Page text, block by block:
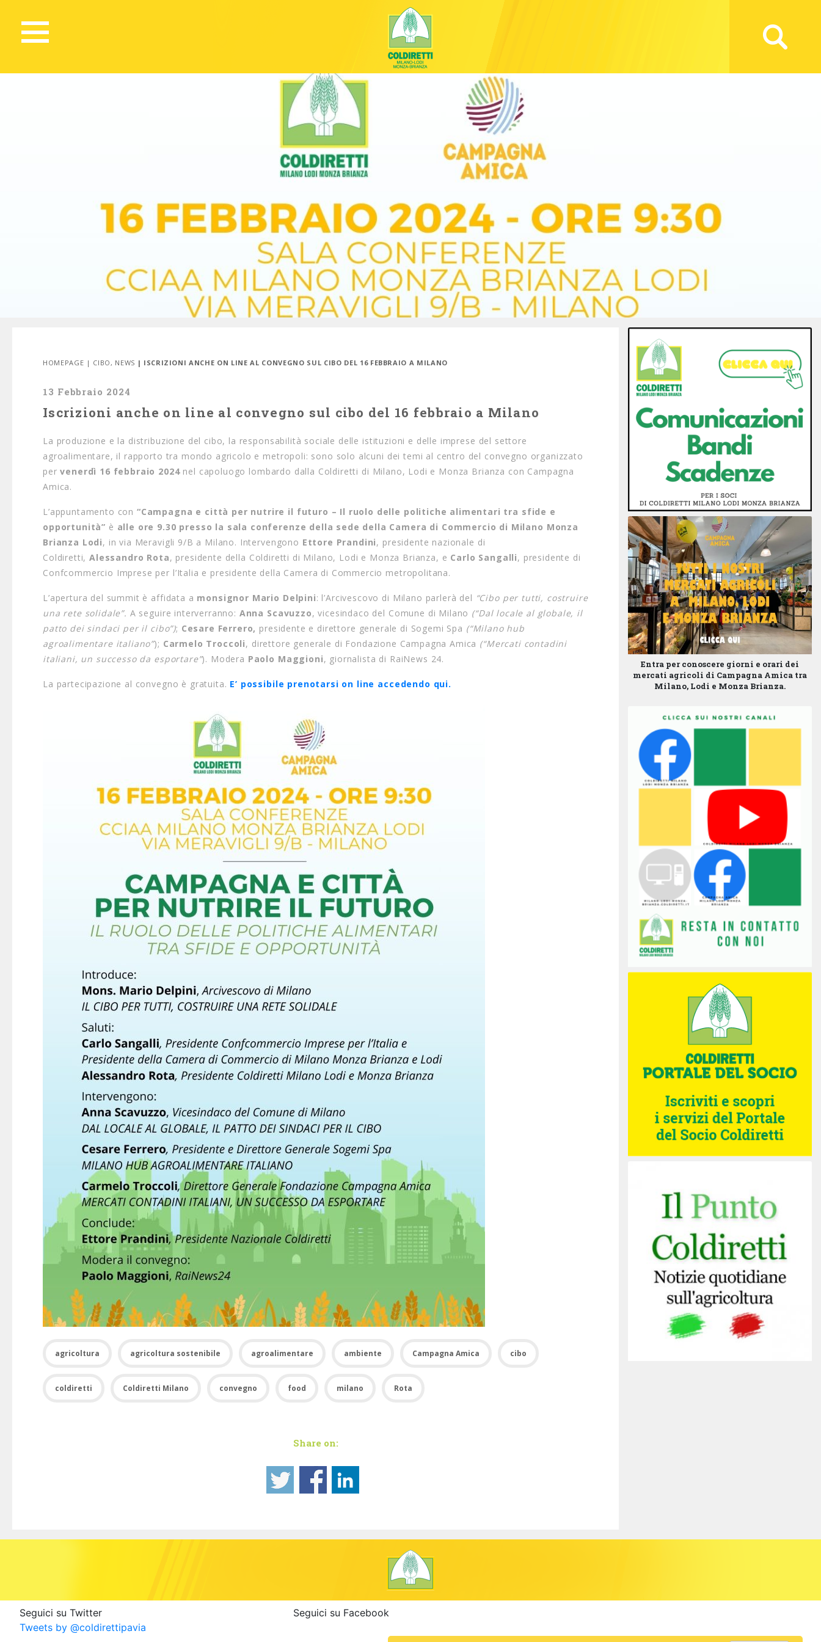
HOMEPAGE | CIBO, NEWS | ISCRIZIONI ANCHE ON LINE AL CONVEGNO SUL CIBO DEL 16 FEBBRAIO A MILANO
13 Febbraio 2024
Iscrizioni anche on line al convegno sul cibo del 16 febbraio a Milano
La produzione e la distribuzione del cibo, la responsabilità sociale delle istituzioni e delle imprese del settore
agroalimentare, il rapporto tra mondo agricolo e metropoli: sono solo alcuni dei temi al centro del convegno organizzato
pervenerdì 16 febbraio 2024nel capoluogo lombardo dalla Coldiretti di Milano, Lodi e Monza Brianza con Campagna
Amica.
L’appuntamento con “Campagna e città per nutrire il futuro – Il ruolo delle politiche alimentari tra sfide e
opportunità” è alle ore 9.30 presso la sala conferenze della sede della Camera di Commercio di Milano Monza
Brianza Lodi, in via Meravigli 9/B a Milano. Intervengono Ettore Prandini, presidente nazionale di
Coldiretti,Alessandro Rota, presidente della Coldiretti di Milano, Lodi e Monza Brianza, e Carlo Sangalli, presidente di
Confcommercio Imprese per l’Italia e presidente della Camera di Commercio metropolitana.
L’apertura del summit è affidata a monsignor Mario Delpini: l’Arcivescovo di Milano parlerà del “Cibo per tutti, costruire
una rete solidale”. A seguire interverranno: Anna Scavuzzo, vicesindaco del Comune di Milano (“Dal locale al globale, il
patto dei sindaci per il cibo”); Cesare Ferrero, presidente e direttore generale di Sogemi Spa (“Milano hub
agroalimentare italiano”); Carmelo Troccoli, direttore generale di Fondazione Campagna Amica (“Mercati contadini
italiani, un successo da esportare”). Modera Paolo Maggioni, giornalista di RaiNews 24.
La partecipazione al convegno è gratuita. E’ possibile prenotarsi on line accedendo qui.
agricoltura agricoltura sostenibile agroalimentare ambiente Campagna Amica cibo
coldiretti Coldiretti Milano convegno food milano Rota
Share on:
Entra per conoscere giorni e orari dei
mercati agricoli di Campagna Amica tra
Milano, Lodi e Monza Brianza.
Seguici su Twitter
Tweets by @coldirettipavia
Seguici su Facebook